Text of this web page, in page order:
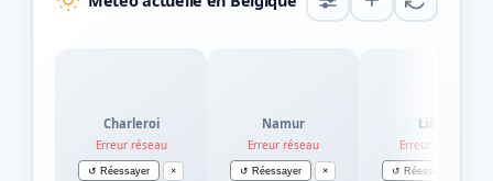
Charleroi
Erreur réseau
↺ Réessayer ×
Namur
Erreur réseau
↺ Réessayer ×
Liège
Erreur réseau
↺ Réessayer